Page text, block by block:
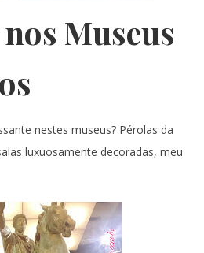
Museus
nestes museus? Pérolas da
luxuosamente decoradas, meu